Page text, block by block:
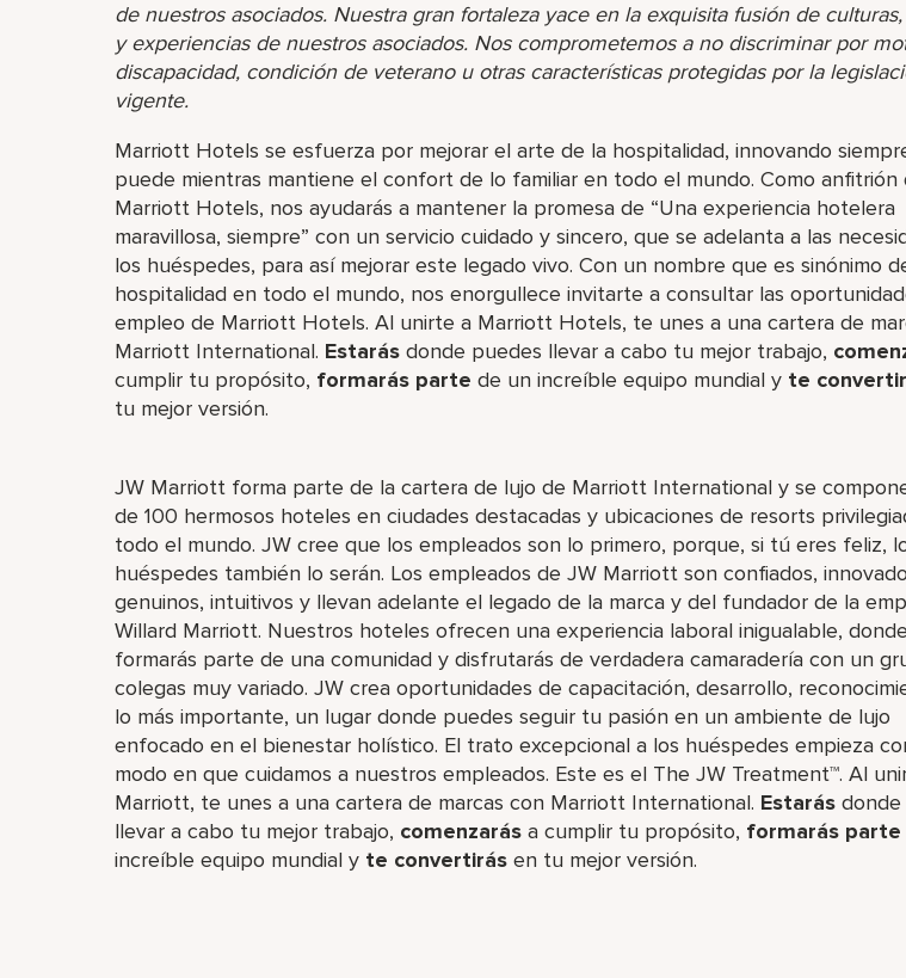
de nuestros asociados. Nuestra gran fortaleza yace en la exquisita fusión de
y experiencias de nuestros asociados. Nos comprometemos a no discriminar por
discapacidad, condición de veterano u otras características protegidas por la
vigente.
Marriott Hotels se esfuerza por mejorar el arte de la hospitalidad, innovando
puede mientras mantiene el confort de lo familiar en todo el mundo. Como anfitrión
Marriott Hotels, nos ayudarás a mantener la promesa de “Una experiencia hotelera
maravillosa, siempre” con un servicio cuidado y sincero, que se adelanta a las
los huéspedes, para así mejorar este legado vivo. Con un nombre que es sinónimo
hospitalidad en todo el mundo, nos enorgullece invitarte a consultar las
empleo de Marriott Hotels. Al unirte a Marriott Hotels, te unes a una cartera de
Marriott International. Estarás donde puedes llevar a cabo tu mejor trabajo,​
cumplir tu propósito, formarás parte de un increíble​ equipo mundial y te
tu mejor versión.
JW Marriott forma parte de la cartera de lujo de Marriott International y se
de 100 hermosos hoteles en ciudades destacadas y ubicaciones de resorts
todo el mundo. JW cree que los empleados son lo primero, porque, si tú eres feliz,
huéspedes también lo serán. Los empleados de JW Marriott son confiados,
genuinos, intuitivos y llevan adelante el legado de la marca y del fundador de la
Willard Marriott. Nuestros hoteles ofrecen una experiencia laboral inigualable, donde
formarás parte de una comunidad y disfrutarás de verdadera camaradería con un
colegas muy variado. JW crea oportunidades de capacitación, desarrollo,
lo más importante, un lugar donde puedes seguir tu pasión en un ambiente de lujo
enfocado en el bienestar holístico. El trato excepcional a los huéspedes empieza
modo en que cuidamos a nuestros empleados. Este es el The JW Treatment™. Al
Marriott, te unes a una cartera de marcas con Marriott International. Estarás
llevar a cabo tu mejor trabajo,​ comenzarás a cumplir tu propósito, formarás parte
increíble​ equipo mundial y te convertirás en tu mejor versión.